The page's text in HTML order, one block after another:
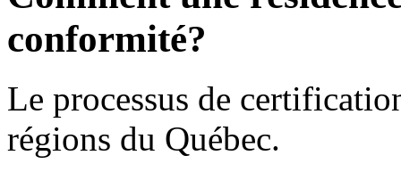
conformité?
Le processus de
régions du Québec.